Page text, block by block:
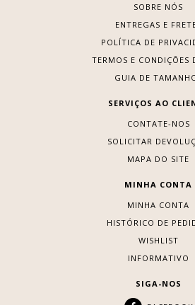
SOBRE NÓS
ENTREGAS E
POLÍTICA DE
TERMOS E CONDIÇÕES
GUIA DE
SERVIÇOS AO
CONTATE-NOS
SOLICITAR
MAPA DO SITE
MINHA CONTA
MINHA CONTA
HISTÓRICO DE
WISHLIST
INFORMATIVO
SIGA-NOS